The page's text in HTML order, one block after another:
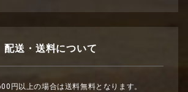
配送・送料について
円以上の場合は送料無料となります。